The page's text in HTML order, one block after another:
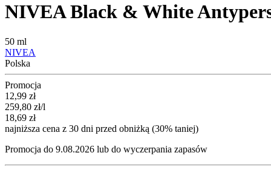
NIVEA Black & White
50 ml
NIVEA
Polska
Promocja
Cena promocyjna
12,99 zł
259,80 zł/l
18,69 zł
najniższa cena z 30 dni przed obniżką (30% taniej)
Promocja do 9.08.2026 lub do wyczerpania zapasów